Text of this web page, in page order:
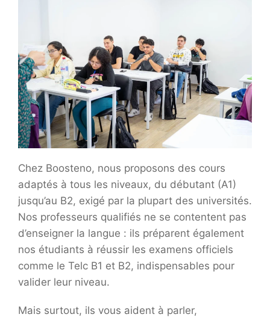
Chez Boosteno, nous proposons des cours
adaptés à tous les niveaux, du débutant (A1)
jusqu’au B2, exigé par la plupart des universités.
Nos professeurs qualifiés ne se contentent pas
d’enseigner la langue : ils préparent également
nos étudiants à réussir les examens officiels
comme le Telc B1 et B2, indispensables pour
valider leur niveau.
Mais surtout, ils vous aident à parler,